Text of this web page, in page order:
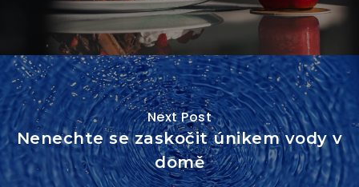
Next Post
Nenechte se zaskočit únikem vody v
domě